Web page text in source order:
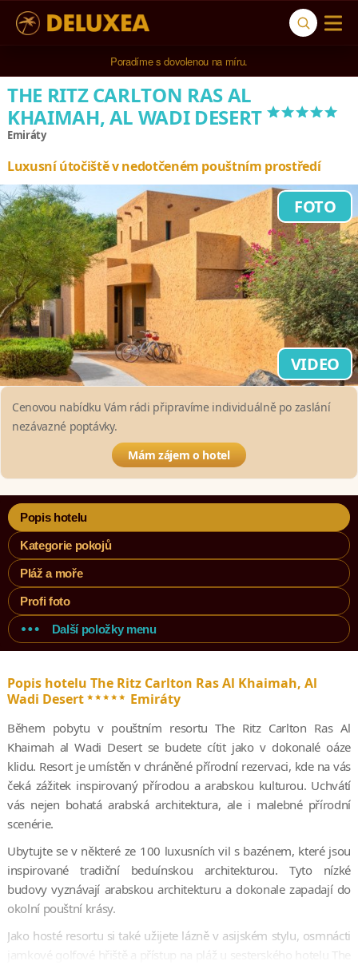
Poradíme s dovolenou na míru.
5* cestovní kancelář na luxusní dovolenou od 100.000 Kč.
THE RITZ CARLTON RAS AL
KHAIMAH, AL WADI DESERT*****
Emiráty
Luxusní útočiště v nedotčeném pouštním prostředí
FOTO
VIDEO
Cenovou nabídku Vám rádi připravíme individuálně po zaslání
nezávazné poptávky.
Mám zájem o hotel
Popis hotelu
Kategorie pokojů
Pláž a moře
Profi foto
Další položky menu
Popis hotelu The Ritz Carlton Ras Al Khaimah, Al
Wadi Desert***** Emiráty
Během pobytu v pouštním resortu The Ritz Carlton Ras Al
Khaimah al Wadi Desert se budete cítit jako v dokonalé oáze
klidu. Resort je umístěn v chráněné přírodní rezervaci, kde na vás
čeká zážitek inspirovaný přírodou a arabskou kulturou. Uchvátí
vás nejen bohatá arabská architektura, ale i malebné přírodní
scenérie.
Ubytujte se v některé ze 100 luxusních vil s bazénem, které jsou
inspirované tradiční beduínskou architekturou. Tyto nízké
budovy vyznávají arabskou architekturu a dokonale zapadají do
okolní pouštní krásy.
Jako hosté resortu si také užijete lázně v asijském stylu, osmnácti
jamkové golfové hřiště a přístup na pláž u sesterského hotelu The